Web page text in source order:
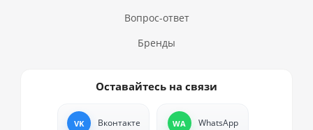
Вопрос-ответ
Бренды
Оставайтесь на связи
Вконтакте WhatsApp